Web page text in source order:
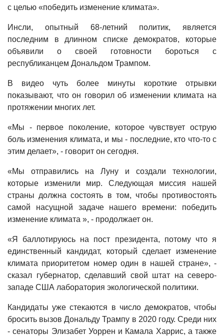
с целью «победить изменение климата».
Инсли, опытный 68-летний политик, является
последним в длинном списке демократов, которые
объявили о своей готовности бороться с
республиканцем Дональдом Трампом.
В видео чуть более минуты короткие отрывки
показывают, что он говорил об изменении климата на
протяжении многих лет.
«Мы - первое поколение, которое чувствует острую
боль изменения климата, и мы - последние, кто что-то с
этим делает», - говорит он сегодня.
«Мы отправились на Луну и создали технологии,
которые изменили мир. Следующая миссия нашей
страны должна состоять в том, чтобы противостоять
самой насущной задаче нашего времени: победить
изменение климата », - продолжает он.
«Я баллотируюсь на пост президента, потому что я
единственный кандидат, который сделает изменение
климата приоритетом номер один в нашей стране», -
сказал губернатор, сделавший свой штат на северо-
западе США лаборатория экологической политики.
Кандидаты уже стекаются в число демократов, чтобы
бросить вызов Дональду Трампу в 2020 году. Среди них
- сенаторы Элизабет Уоррен и Камала Харрис, а также